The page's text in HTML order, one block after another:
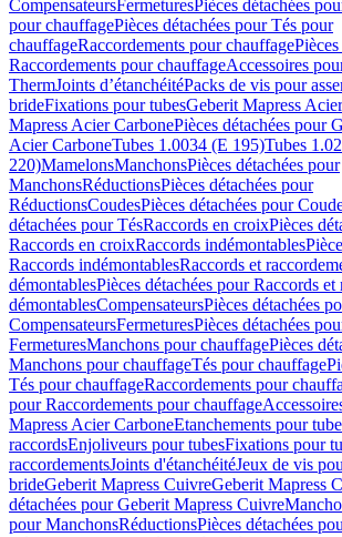
CompensateursFermeturesPièces détachées
pour chauffagePièces détachées pour Tés pour
chauffageRaccordements pour chauffage
Raccordements pour chauffageAccessoires
ThermJoints d’étanchéitéPacks de vis pour
brideFixations pour tubesGeberit Mapress
Mapress Acier CarbonePièces détachées pour
Acier CarboneTubes 1.0034 (E 195)Tubes
220)MamelonsManchonsPièces détachées pour
ManchonsRéductionsPièces détachées pour
RéductionsCoudesPièces détachées pour
détachées pour TésRaccords en croixPièces
Raccords en croixRaccords indémontables
Raccords indémontablesRaccords et
démontablesPièces détachées pour Raccords et
démontablesCompensateursPièces détachées
CompensateursFermeturesPièces détachées
FermeturesManchons pour chauffagePièces
Manchons pour chauffageTés pour chauffage
Tés pour chauffageRaccordements pour
pour Raccordements pour chauffage
Mapress Acier CarboneEtanchements pour
raccordsEnjoliveurs pour tubesFixations pour
raccordementsJoints d'étanchéitéJeux de vis
brideGeberit Mapress CuivreGeberit Mapress
détachées pour Geberit Mapress Cuivre
pour ManchonsRéductionsPièces détachées